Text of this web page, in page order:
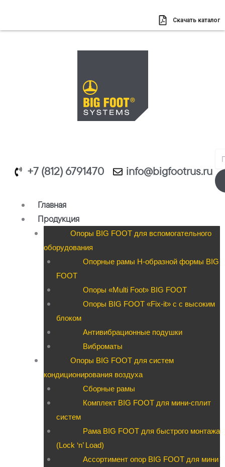
содержимому
Скачать каталог
+7 (812) 6791470 info@bigfootrus.ru
Главная
Продукция
Опоры BIG FOOT для вспомогательного
оборудования
Опорные рамы H-образной формы BIG
FOOT
Опоры «Multi Foot» BIG FOOT
Опоры BIG FOOT «Fix-it» c с высоким
блоком
Антивибрационные подушки
Виброматы
Опоры BIG FOOT для систем
кондиционирования воздуха
Сборные рамы
Комплект BIG FOOT для мини-сплит
систем
Рама BIG FOOT для быстрого монтажа
(Lock ‘n’ Load)
Ассортимент опор BIG FOOT для мини